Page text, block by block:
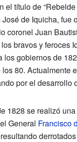
título de
de Iquicha, fue
coronel Juan
bravos y feroces
gobiernos de
80. Actualmente
por el desarrollo
1828 se realizó
General Francisco